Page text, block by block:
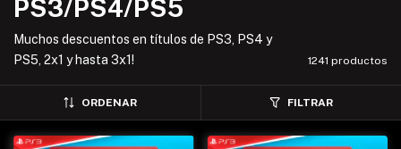
PS3/PS4/PS5
Muchos descuentos en títulos de PS3, PS4 y
PS5, 2x1 y hasta 3x1!
1241 productos
ORDENAR FILTRAR